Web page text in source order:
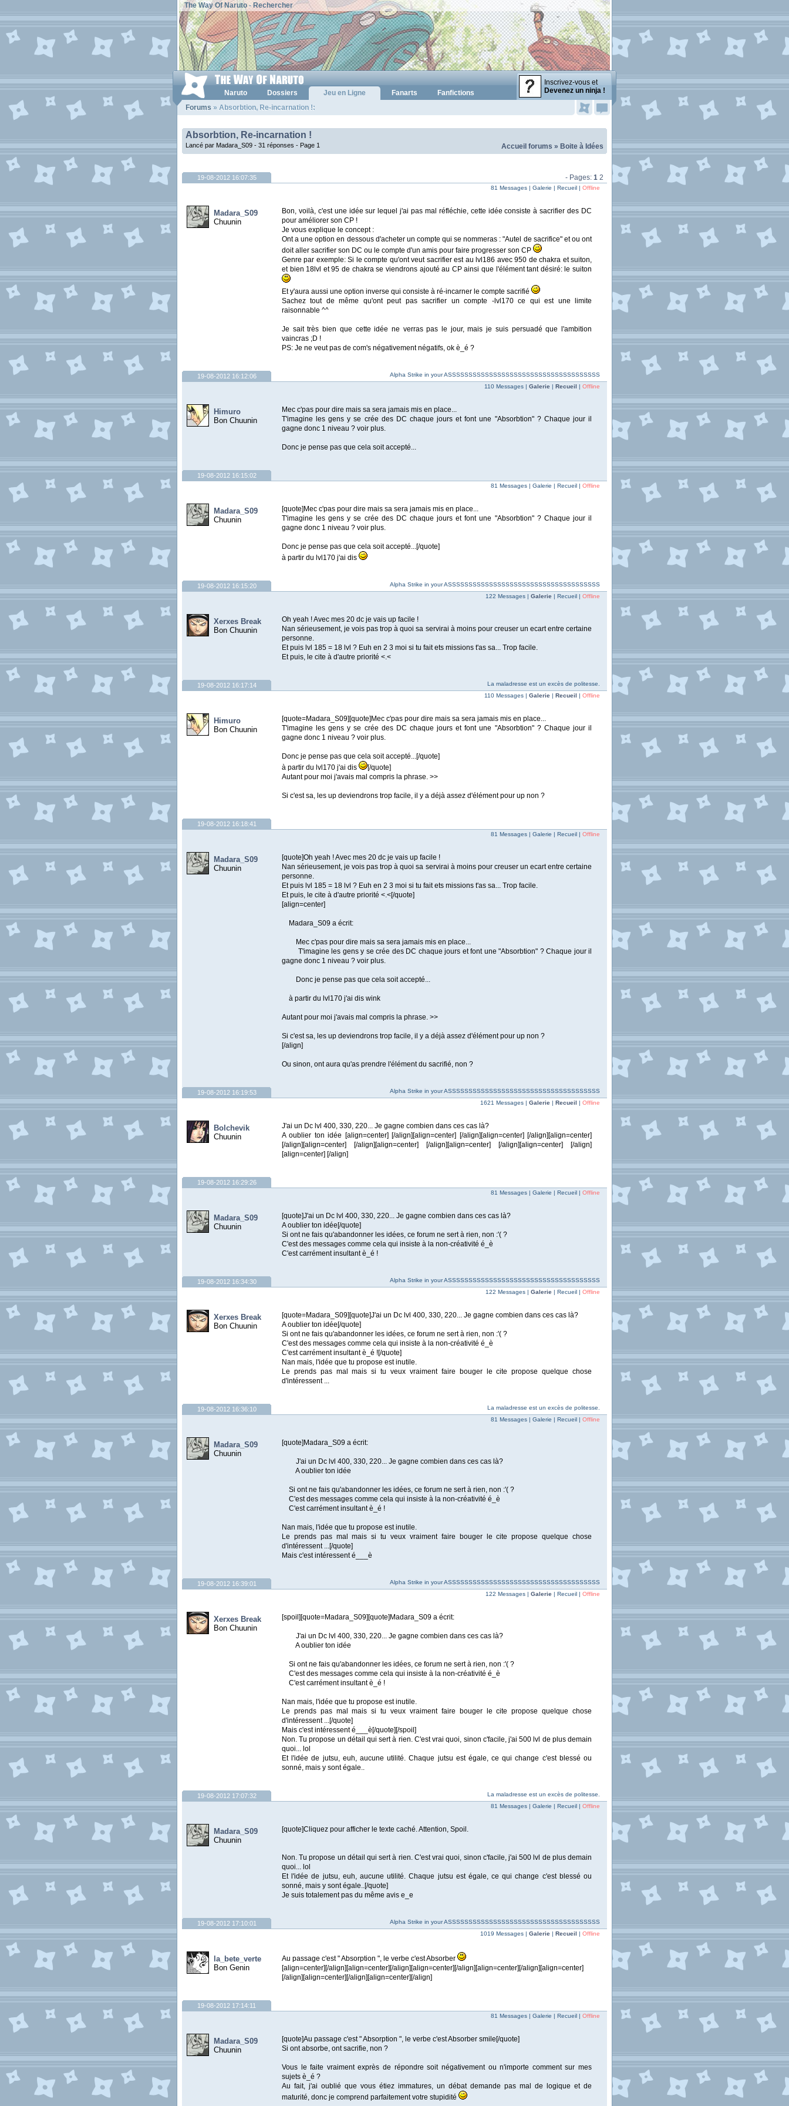
The Way Of Naruto- Rechercher
Inscrivez-vous et
Devenez un ninja !
Naruto Dossiers Jeu en Ligne Fanarts
Fanfictions
Forums » Absorbtion, Re-incarnation !:
Absorbtion, Re-incarnation !
Accueil forums » Boite à Idées
Lancé par Madara_S09 - 31 réponses - Page 1
- Pages: 1 2
19-08-2012 16:07:35
Madara_S09
Chuunin
81 Messages | Galerie | Recueil | Offline
Bon, voilà, c'est une idée sur lequel j'ai pas mal réfléchie, cette idée consiste à sacrifier des DC
pour améliorer son CP !
Je vous explique le concept :
Ont a une option en dessous d'acheter un compte qui se nommeras : "Autel de sacrifice" et ou ont
doit aller sacrifier son DC ou le compte d'un amis pour faire progresser son CP
Genre par exemple: Si le compte qu'ont veut sacrifier est au lvl186 avec 950 de chakra et suiton,
et bien 18lvl et 95 de chakra se viendrons ajouté au CP ainsi que l'élément tant désiré: le suiton
Et y'aura aussi une option inverse qui consiste à ré-incarner le compte sacrifié
Sachez tout de même qu'ont peut pas sacrifier un compte -lvl170 ce qui est une limite
raisonnable ^^
Je sait très bien que cette idée ne verras pas le jour, mais je suis persuadé que l'ambition
vaincras ;D !
PS: Je ne veut pas de com's négativement négatifs, ok è_é ?
Alpha Strike in your ASSSSSSSSSSSSSSSSSSSSSSSSSSSSSSSSSSSSS
19-08-2012 16:12:06
Himuro
Bon Chuunin
110 Messages | Galerie | Recueil | Offline
Mec c'pas pour dire mais sa sera jamais mis en place...
T'imagine les gens y se crée des DC chaque jours et font une "Absorbtion" ? Chaque jour il
gagne donc 1 niveau ? voir plus.
Donc je pense pas que cela soit accepté...
19-08-2012 16:15:02
Madara_S09
Chuunin
81 Messages | Galerie | Recueil | Offline
[quote]Mec c'pas pour dire mais sa sera jamais mis en place...
T'imagine les gens y se crée des DC chaque jours et font une "Absorbtion" ? Chaque jour il
gagne donc 1 niveau ? voir plus.
Donc je pense pas que cela soit accepté...[/quote]
à partir du lvl170 j'ai dis
Alpha Strike in your ASSSSSSSSSSSSSSSSSSSSSSSSSSSSSSSSSSSSS
19-08-2012 16:15:20
Xerxes Break
Bon Chuunin
122 Messages | Galerie | Recueil | Offline
Oh yeah ! Avec mes 20 dc je vais up facile !
Nan sérieusement, je vois pas trop à quoi sa servirai à moins pour creuser un ecart entre certaine
personne.
Et puis lvl 185 = 18 lvl ? Euh en 2 3 moi si tu fait ets missions t'as sa... Trop facile.
Et puis, le cite à d'autre priorité <.<
La maladresse est un excès de politesse.
19-08-2012 16:17:14
Himuro
Bon Chuunin
110 Messages | Galerie | Recueil | Offline
[quote=Madara_S09][quote]Mec c'pas pour dire mais sa sera jamais mis en place...
T'imagine les gens y se crée des DC chaque jours et font une "Absorbtion" ? Chaque jour il
gagne donc 1 niveau ? voir plus.
Donc je pense pas que cela soit accepté...[/quote]
à partir du lvl170 j'ai dis
[/quote]
Autant pour moi j'avais mal compris la phrase. >>
Si c'est sa, les up deviendrons trop facile, il y a déjà assez d'élément pour up non ?
19-08-2012 16:18:41
Madara_S09
Chuunin
81 Messages | Galerie | Recueil | Offline
[quote]Oh yeah ! Avec mes 20 dc je vais up facile !
Nan sérieusement, je vois pas trop à quoi sa servirai à moins pour creuser un ecart entre certaine
personne.
Et puis lvl 185 = 18 lvl ? Euh en 2 3 moi si tu fait ets missions t'as sa... Trop facile.
Et puis, le cite à d'autre priorité <.<[/quote]
[align=center]
Madara_S09 a écrit:
Mec c'pas pour dire mais sa sera jamais mis en place...
T'imagine les gens y se crée des DC chaque jours et font une "Absorbtion" ? Chaque jour il
gagne donc 1 niveau ? voir plus.
Donc je pense pas que cela soit accepté...
à partir du lvl170 j'ai dis wink
Autant pour moi j'avais mal compris la phrase. >>
Si c'est sa, les up deviendrons trop facile, il y a déjà assez d'élément pour up non ?
[/align]
Ou sinon, ont aura qu'as prendre l'élément du sacrifié, non ?
Alpha Strike in your ASSSSSSSSSSSSSSSSSSSSSSSSSSSSSSSSSSSSS
19-08-2012 16:19:53
Bolchevik
Chuunin
1621 Messages | Galerie | Recueil | Offline
J'ai un Dc lvl 400, 330, 220... Je gagne combien dans ces cas là?
A oublier ton idée [align=center] [/align][align=center] [/align][align=center] [/align][align=center]
[/align][align=center] [/align][align=center] [/align][align=center] [/align][align=center] [/align]
[align=center] [/align]
19-08-2012 16:29:26
Madara_S09
Chuunin
81 Messages | Galerie | Recueil | Offline
[quote]J'ai un Dc lvl 400, 330, 220... Je gagne combien dans ces cas là?
A oublier ton idée[/quote]
Si ont ne fais qu'abandonner les idées, ce forum ne sert à rien, non :'( ?
C'est des messages comme cela qui insiste à la non-créativité é_è
C'est carrément insultant è_é !
Alpha Strike in your ASSSSSSSSSSSSSSSSSSSSSSSSSSSSSSSSSSSSS
19-08-2012 16:34:30
Xerxes Break
Bon Chuunin
122 Messages | Galerie | Recueil | Offline
[quote=Madara_S09][quote]J'ai un Dc lvl 400, 330, 220... Je gagne combien dans ces cas là?
A oublier ton idée[/quote]
Si ont ne fais qu'abandonner les idées, ce forum ne sert à rien, non :'( ?
C'est des messages comme cela qui insiste à la non-créativité é_è
C'est carrément insultant è_é ![/quote]
Nan mais, l'idée que tu propose est inutile.
Le prends pas mal mais si tu veux vraiment faire bouger le cite propose quelque chose
d'intéressent ...
La maladresse est un excès de politesse.
19-08-2012 16:36:10
Madara_S09
Chuunin
81 Messages | Galerie | Recueil | Offline
[quote]Madara_S09 a écrit:
J'ai un Dc lvl 400, 330, 220... Je gagne combien dans ces cas là?
A oublier ton idée
Si ont ne fais qu'abandonner les idées, ce forum ne sert à rien, non :'( ?
C'est des messages comme cela qui insiste à la non-créativité é_è
C'est carrément insultant è_é !
Nan mais, l'idée que tu propose est inutile.
Le prends pas mal mais si tu veux vraiment faire bouger le cite propose quelque chose
d'intéressent ...[/quote]
Mais c'est intéressent é___è
Alpha Strike in your ASSSSSSSSSSSSSSSSSSSSSSSSSSSSSSSSSSSSS
19-08-2012 16:39:01
Xerxes Break
Bon Chuunin
122 Messages | Galerie | Recueil | Offline
[spoil][quote=Madara_S09][quote]Madara_S09 a écrit:
J'ai un Dc lvl 400, 330, 220... Je gagne combien dans ces cas là?
A oublier ton idée
Si ont ne fais qu'abandonner les idées, ce forum ne sert à rien, non :'( ?
C'est des messages comme cela qui insiste à la non-créativité é_è
C'est carrément insultant è_é !
Nan mais, l'idée que tu propose est inutile.
Le prends pas mal mais si tu veux vraiment faire bouger le cite propose quelque chose
d'intéressent ...[/quote]
Mais c'est intéressent é___è[/quote][/spoil]
Non. Tu propose un détail qui sert à rien. C'est vrai quoi, sinon c'facile, j'ai 500 lvl de plus demain
quoi... lol
Et l'idée de jutsu, euh, aucune utilité. Chaque jutsu est égale, ce qui change c'est blessé ou
sonné, mais y sont égale..
La maladresse est un excès de politesse.
19-08-2012 17:07:32
Madara_S09
Chuunin
81 Messages | Galerie | Recueil | Offline
[quote]Cliquez pour afficher le texte caché. Attention, Spoil.
Non. Tu propose un détail qui sert à rien. C'est vrai quoi, sinon c'facile, j'ai 500 lvl de plus demain
quoi... lol
Et l'idée de jutsu, euh, aucune utilité. Chaque jutsu est égale, ce qui change c'est blessé ou
sonné, mais y sont égale..[/quote]
Je suis totalement pas du même avis e_e
Alpha Strike in your ASSSSSSSSSSSSSSSSSSSSSSSSSSSSSSSSSSSSS
19-08-2012 17:10:01
la_bete_verte
Bon Genin
1019 Messages | Galerie | Recueil | Offline
Au passage c'est " Absorption ", le verbe c'est Absorber
[align=center][/align][align=center][/align][align=center][/align][align=center][/align][align=center]
[/align][align=center][/align][align=center][/align]
19-08-2012 17:14:11
Madara_S09
Chuunin
81 Messages | Galerie | Recueil | Offline
[quote]Au passage c'est " Absorption ", le verbe c'est Absorber smile[/quote]
Si ont absorbe, ont sacrifie, non ?
Vous le faite vraiment exprès de répondre soit négativement ou n'importe comment sur mes
sujets è_é ?
Au fait, j'ai oublié que vous étiez immatures, un débat demande pas mal de logique et de
maturité, donc je comprend parfaitement votre stupidité